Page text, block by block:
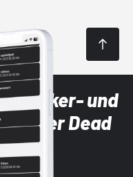
Sneaker- und
der Dead